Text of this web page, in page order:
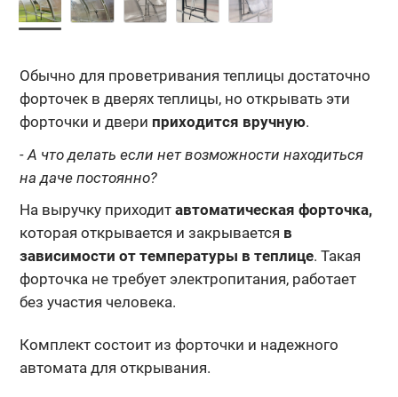
Обычно для проветривания теплицы достаточно
форточек в дверях теплицы, но открывать эти
форточки и двери приходится вручную.
- А что делать если нет возможности находиться
на даче постоянно?
На выручку приходит автоматическая форточка,
которая открывается и закрывается в
зависимости от температуры в теплице. Такая
форточка не требует электропитания, работает
без участия человека.
Комплект состоит из форточки и надежного
автомата для открывания.